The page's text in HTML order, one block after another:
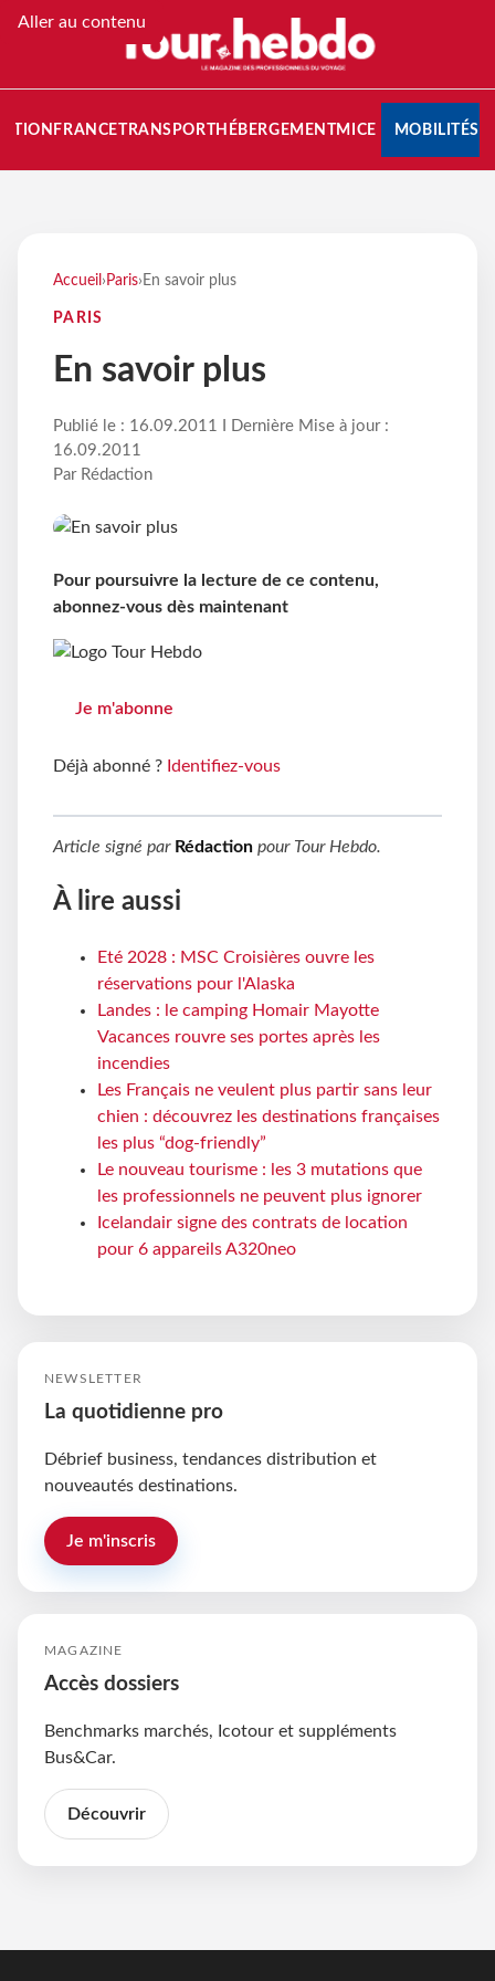
Aller au contenu
FRANCETRANSPORT HÉBERGEMENTMICE MOBILITÉS
Accueil › Paris› En savoir plus
PARIS
En savoir plus
Publié le : 16.09.2011 I Dernière Mise à jour :
16.09.2011
Par Rédaction
Pour poursuivre la lecture de ce contenu,
abonnez-vous dès maintenant
Je m'abonne
Déjà abonné ? Identifiez-vous
Article signé par Rédaction pour Tour Hebdo.
À lire aussi
Eté 2028 : MSC Croisières ouvre les
réservations pour l'Alaska
Landes : le camping Homair Mayotte
Vacances rouvre ses portes après les
incendies
Les Français ne veulent plus partir sans leur
chien : découvrez les destinations françaises
les plus “dog-friendly”
Le nouveau tourisme : les 3 mutations que
les professionnels ne peuvent plus ignorer
Icelandair signe des contrats de location
pour 6 appareils A320neo
NEWSLETTER
La quotidienne pro
Débrief business, tendances distribution et
nouveautés destinations.
Je m'inscris
MAGAZINE
Accès dossiers
Benchmarks marchés, Icotour et suppléments
Bus&Car.
Découvrir